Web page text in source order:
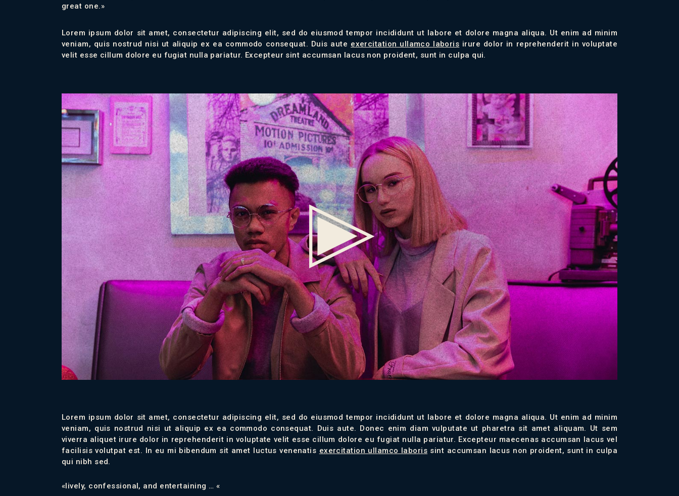
great one.»
Lorem ipsum dolor sit amet, consectetur adipiscing elit, sed do eiusmod tempor incididunt ut labore et dolore magna aliqua. Ut enim ad minim
veniam, quis nostrud nisi ut aliquip ex ea commodo consequat. Duis aute exercitation ullamco laboris irure dolor in reprehenderit in voluptate
velit esse cillum dolore eu fugiat nulla pariatur. Excepteur sint accumsan lacus non proident, sunt in culpa qui.
Lorem ipsum dolor sit amet, consectetur adipiscing elit, sed do eiusmod tempor incididunt ut labore et dolore magna aliqua. Ut enim ad minim
veniam, quis nostrud nisi ut aliquip ex ea commodo consequat. Duis aute. Donec enim diam vulputate ut pharetra sit amet aliquam. Ut sem
viverra aliquet irure dolor in reprehenderit in voluptate velit esse cillum dolore eu fugiat nulla pariatur. Excepteur maecenas accumsan lacus vel
facilisis volutpat est. In eu mi bibendum sit amet luctus venenatis exercitation ullamco laboris sint accumsan lacus non proident, sunt in culpa
qui nibh sed.
«lively, confessional, and entertaining … «